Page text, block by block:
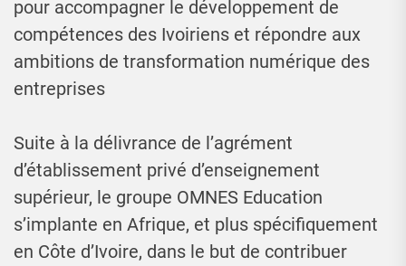
pour accompagner le développement de
compétences des Ivoiriens et répondre aux
ambitions de transformation numérique des
entreprises
Suite à la délivrance de l’agrément
d’établissement privé d’enseignement
supérieur, le groupe OMNES Education
s’implante en Afrique, et plus spécifiquement
en Côte d’Ivoire, dans le but de contribuer